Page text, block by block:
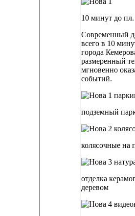
10 минут до
Современный
всего в 10
города
размеренный
мгновенно
событий.
подземный
колясочные на
отделка
деревом